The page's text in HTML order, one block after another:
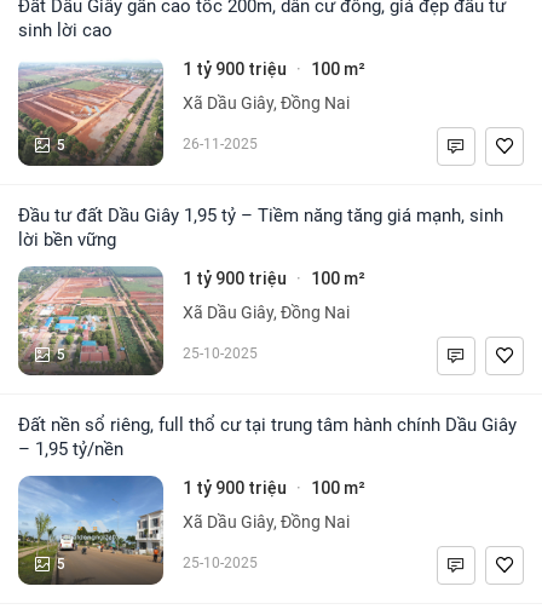
Đất Dầu Giây gần cao tốc 200m, dân cư đông, giá đẹp đầu tư
sinh lời cao
5
1 tỷ 900 triệu · 100 m²
Xã Dầu Giây, Đồng Nai
26-11-2025
Đầu tư đất Dầu Giây 1,95 tỷ – Tiềm năng tăng giá mạnh, sinh
lời bền vững
5
1 tỷ 900 triệu · 100 m²
Xã Dầu Giây, Đồng Nai
25-10-2025
Đất nền sổ riêng, full thổ cư tại trung tâm hành chính Dầu Giây
– 1,95 tỷ/nền
5
1 tỷ 900 triệu · 100 m²
Xã Dầu Giây, Đồng Nai
25-10-2025